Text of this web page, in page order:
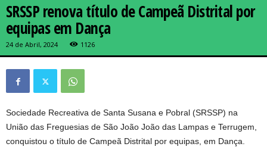
SRSSP renova título de Campeã Distrital por
equipas em Dança
24 de Abril, 2024 1126
Sociedade Recreativa de Santa Susana e Pobral (SRSSP) na
União das Freguesias de São João João das Lampas e Terrugem,
conquistou o título de Campeã Distrital por equipas, em Dança.